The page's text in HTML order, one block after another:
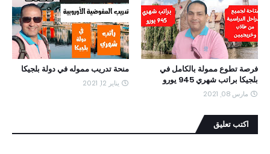
فرصة تطوع ممولة بالكامل في
بلجيكا براتب شهري 945 يورو
مارس 08, 2021
منحة تدريب مموله في دولة بلجيكا
يناير 12, 2021
اكتب تعليق